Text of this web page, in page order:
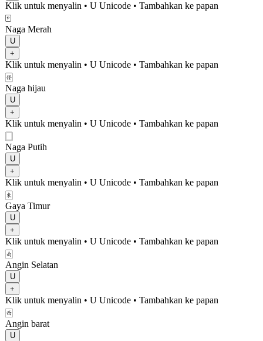
Klik untuk menyalin • U Unicode • Tambahkan ke papan
🀄
Naga Merah
U
+
Klik untuk menyalin • U Unicode • Tambahkan ke papan
🀅
Naga hijau
U
+
Klik untuk menyalin • U Unicode • Tambahkan ke papan
🀆
Naga Putih
U
+
Klik untuk menyalin • U Unicode • Tambahkan ke papan
🀀
Gaya Timur
U
+
Klik untuk menyalin • U Unicode • Tambahkan ke papan
🀁
Angin Selatan
U
+
Klik untuk menyalin • U Unicode • Tambahkan ke papan
🀂
Angin barat
U